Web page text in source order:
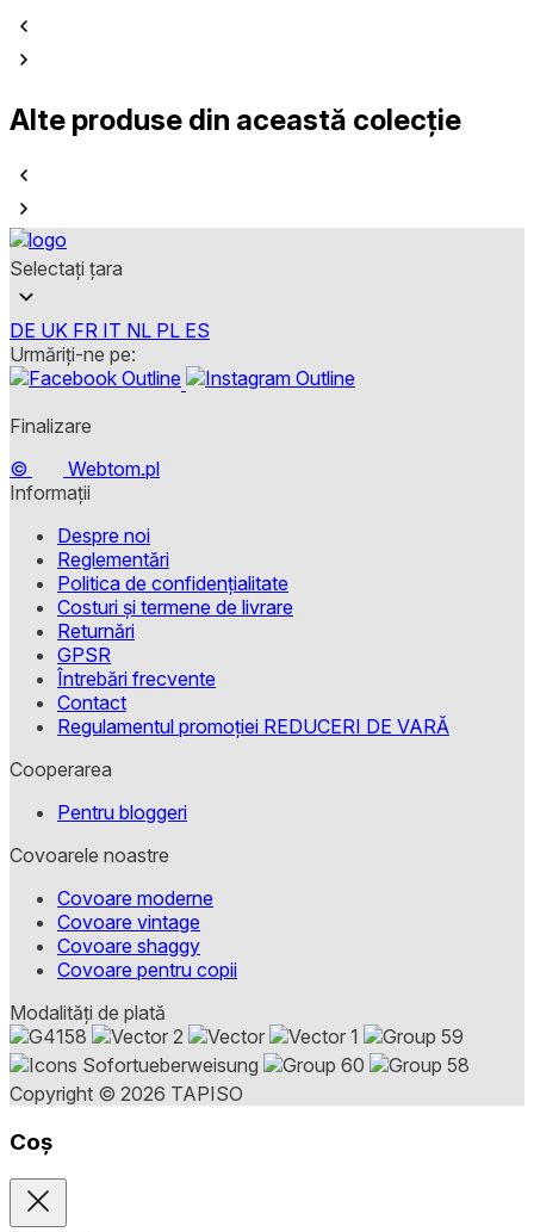
Alte produse din această colecție
Selectați țara
DE UK FR IT NL PL ES
Urmăriți-ne pe:
Finalizare
©
Webtom.pl
Informații
Despre noi
Reglementări
Politica de confidențialitate
Costuri și termene de livrare
Returnări
GPSR
Întrebări frecvente
Contact
Regulamentul promoției REDUCERI DE VARĂ
Cooperarea
Pentru bloggeri
Covoarele noastre
Covoare moderne
Covoare vintage
Covoare shaggy
Covoare pentru copii
Modalități de plată
Copyright © 2026 TAPISO
Coș